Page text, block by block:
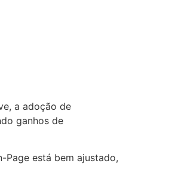
a adoção de
ganhos de
Page está bem ajustado,